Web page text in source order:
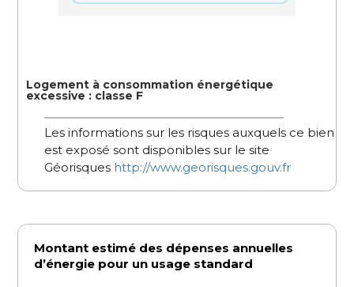
Logement à consommation énergétique
excessive : classe F
Les informations sur les risques auxquels ce bien
est exposé sont disponibles sur le site
Géorisques http://www.georisques.gouv.fr
Montant estimé des dépenses annuelles
d’énergie pour un usage standard